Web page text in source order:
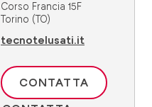
Corso Francia 15F
Torino (TO)
tecnotelusati.it
CONTATTA